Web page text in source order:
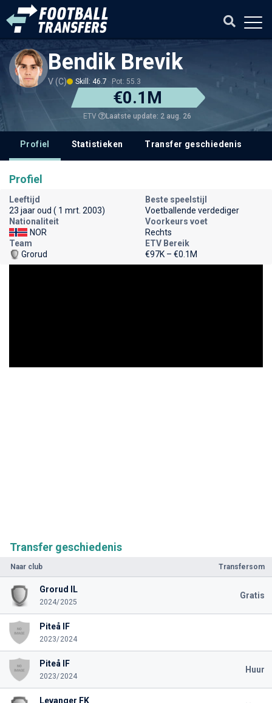
Bendik Brevik
V (C) Skill: 46.7 Pot: 55.3
€0.1M
ETV Laatste update: 2 aug. 26
Profiel Statistieken Transfer geschiedenis
Transfer geschiedenis
Naar club Transfersom
Grorud IL
2024/2025
Gratis
Piteå IF
2023/2024
Piteå IF
2023/2024
Huur
Levanger FK
Profiel
Leeftijd
23 jaar oud ( 1 mrt. 2003)
Beste speelstijl
Voetballende verdediger
Nationaliteit
NOR
Voorkeurs voet
Rechts
Team
Grorud
ETV Bereik
€97K – €0.1M